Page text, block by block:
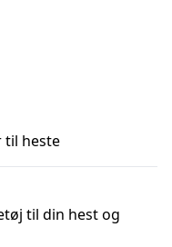
til heste
til din hest og